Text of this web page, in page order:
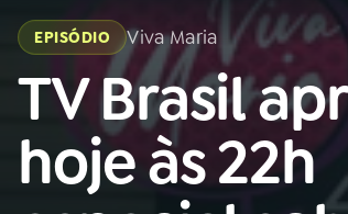
Buscar
na
Rádio
Nacional
AO VIVO
na
Rádio
EPISÓDIO Viva Maria
TV Brasil
hoje às 22h